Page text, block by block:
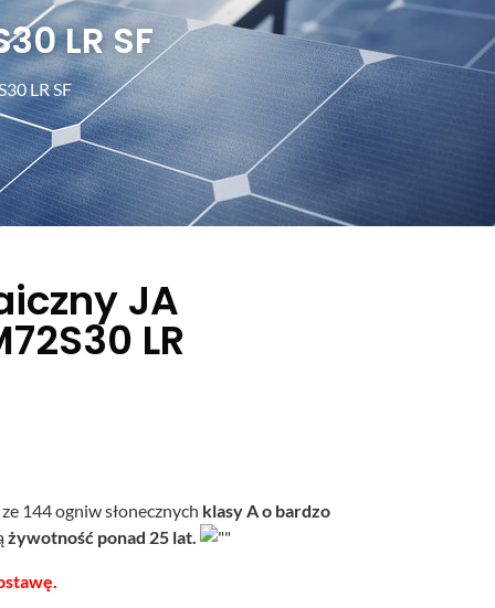
LR SF
LR SF
JA
LR
144 ogniw słonecznych klasy A o bardzo
żywotność ponad 25 lat.